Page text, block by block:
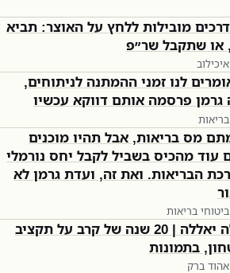
מובילות ללחץ על האוצר: תביא
או שתקבל שר״פ
איכילוב
לנו זמני ההמתנה לניתוחים,
גרמן פרסמה אותם דווקא עכשיו
בריאות
מס בריאות, אבל תהיו מוכנים
עוד מהכיס בשביל לקבל יחס נורמלי
הבריאות. ואת זה, ועדת גרמן לא
ביטוחי בריאות
יאללה יאללה | 20 שנה של קרב על תקציב
בתמונות
אהוד ברק